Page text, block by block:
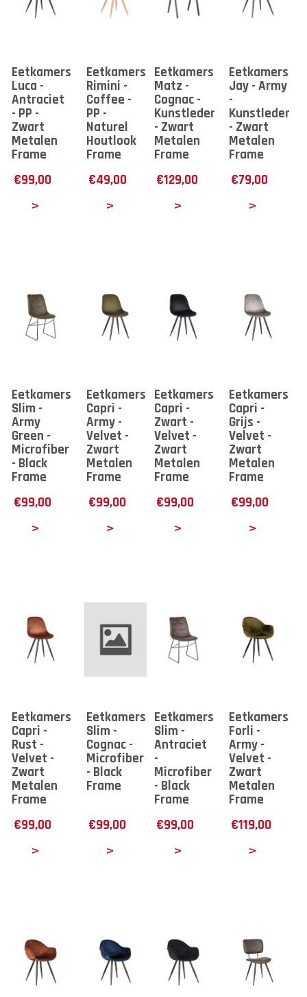
Eetkamerstoel
Luca -
Antraciet
- PP -
Zwart
Metalen
Frame
€99,00
Eetkamerstoel
Rimini -
Coffee -
PP -
Naturel
Houtlook
Frame
€49,00
Eetkamerstoel
Matz -
Cognac -
Kunstleder
- Zwart
Metalen
Frame
€129,00
Jay - Army
-
Kunstleder
- Zwart
Metalen
Frame
€79,00
Eetkamerstoel
Slim -
Army
Green -
Microfiber
- Black
Frame
€99,00
Eetkamerstoel
Capri -
Army -
Velvet -
Zwart
Metalen
Frame
€99,00
Eetkamerstoel
Capri -
Zwart -
Velvet -
Zwart
Metalen
Frame
€99,00
Capri -
Grijs -
Velvet -
Zwart
Metalen
Frame
€99,00
Eetkamerstoel
Capri -
Rust -
Velvet -
Zwart
Metalen
Frame
€99,00
Eetkamerstoel
Slim -
Cognac -
Microfiber
- Black
Frame
€99,00
Eetkamerstoel
Slim -
Antraciet
-
Microfiber
- Black
Frame
€99,00
Forli -
Army -
Velvet -
Zwart
Metalen
Frame
€119,00